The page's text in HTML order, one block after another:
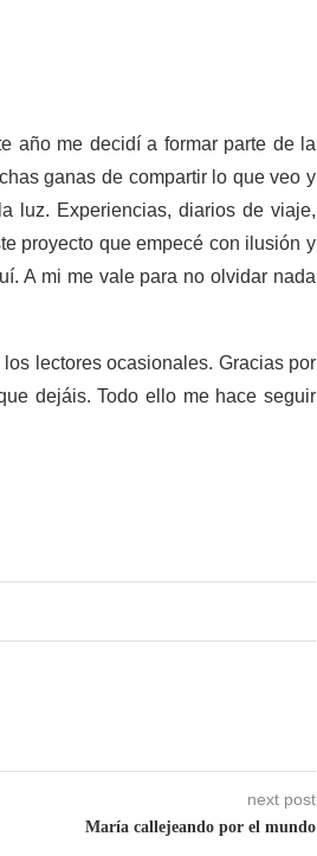
año me decidí a formar parte de la
ganas de compartir lo que veo y
luz. Experiencias, diarios de viaje,
proyecto que empecé con ilusión y
A mi me vale para no olvidar nada
lectores ocasionales. Gracias por
dejáis. Todo ello me hace seguir
next post
María callejeando por el mundo